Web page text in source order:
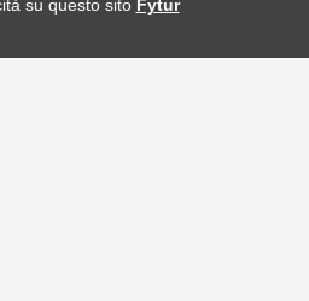
su questo sito Fytur